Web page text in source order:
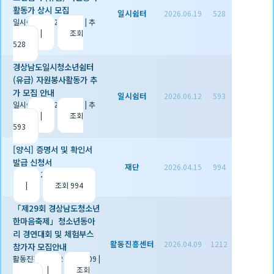
활동가 상시 모집
일시쉼터 2026.06.19 | 추
|
조회
528
일시쉼터 2026.06.19 528
경상남도일시청소년쉼터
(유급) 자원봉사활동가 추
가 모집 안내
일시쉼터 2026.06.12 | 추
|
조회
593
일시쉼터 2026.06.12 593
[양식] 증명서 및 확인서
발급 신청서
재단 2026.04.15
|
조회 994
재단 2026.04.15 994
「제29회 경상남도청소년
한마음축제」청소년동아
리 경연대회 및 체험부스
참가자 모집안내
활동진흥센터 2026.04.09 |
| 조회
활동진흥센터 2026.04.09 1212